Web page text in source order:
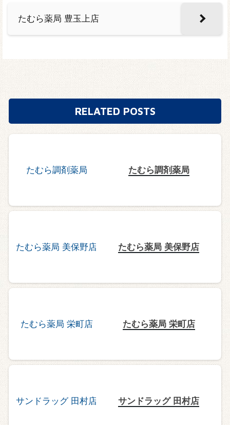
たむら薬局 豊玉上店
RELATED POSTS
たむら調剤薬局
たむら薬局 美保野店
たむら薬局 栄町店
サンドラッグ 田村店